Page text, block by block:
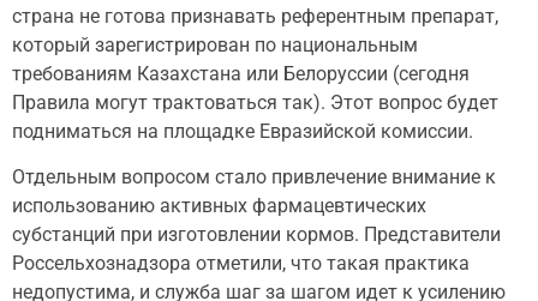
страна не готова признавать референтным препарат,
который зарегистрирован по национальным
требованиям Казахстана или Белоруссии (сегодня
Правила могут трактоваться так). Этот вопрос будет
подниматься на площадке Евразийской комиссии.
Отдельным вопросом стало привлечение внимание к
использованию активных фармацевтических
субстанций при изготовлении кормов. Представители
Россельхознадзора отметили, что такая практика
недопустима, и служба шаг за шагом идет к усилению